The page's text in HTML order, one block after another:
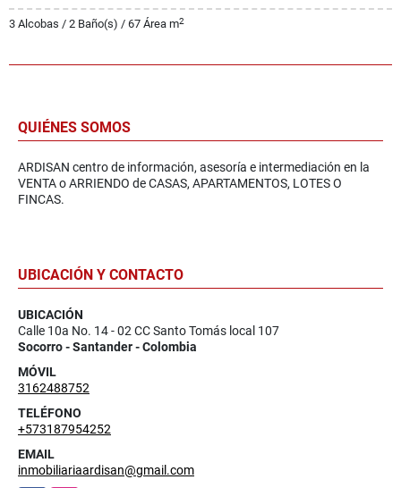
3 Alcobas / 2 Baño(s) / 67 Área m2
QUIÉNES SOMOS
ARDISAN centro de información, asesoría e intermediación en la
VENTA o ARRIENDO de CASAS, APARTAMENTOS, LOTES O
FINCAS.
UBICACIÓN Y CONTACTO
UBICACIÓN
Calle 10a No. 14 - 02 CC Santo Tomás local 107
Socorro - Santander - Colombia
MÓVIL
3162488752
TELÉFONO
+573187954252
EMAIL
inmobiliariaardisan@gmail.com